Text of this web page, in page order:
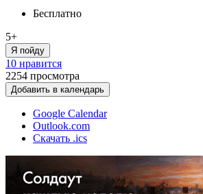
Бесплатно
5+
Я пойду
10 нравится
2254 просмотра
Добавить в календарь
Google Calendar
Outlook.com
Скачать .ics